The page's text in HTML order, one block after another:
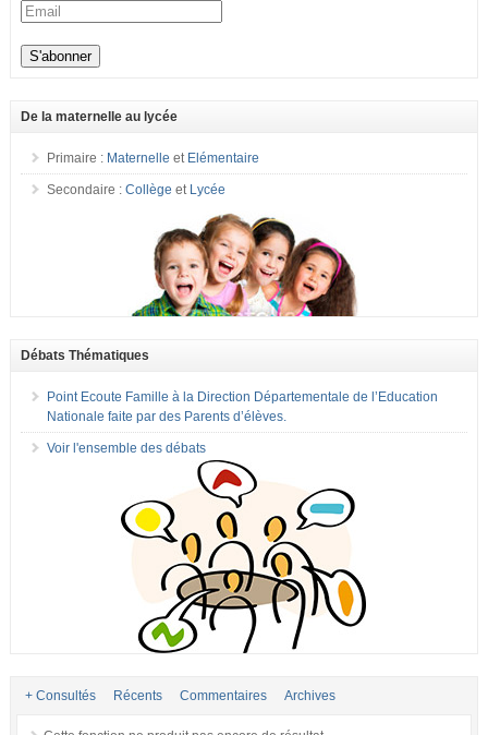
De la maternelle au lycée
Primaire : Maternelle et Elémentaire
Secondaire : Collège et Lycée
Débats Thématiques
Point Ecoute Famille à la Direction Départementale de l’Education
Nationale faite par des Parents d’élèves.
Voir l'ensemble des débats
+ Consultés Récents Commentaires Archives